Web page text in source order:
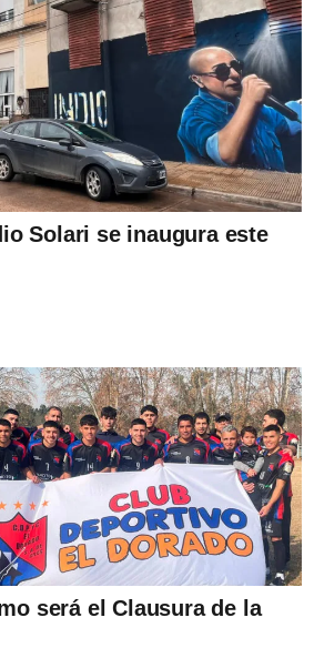
Solari se inaugura este
será el Clausura de la